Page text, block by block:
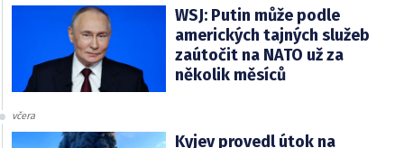
WSJ: Putin může podle
amerických tajných služeb
zaútočit na NATO už za
několik měsíců
včera
Kyjev provedl útok na